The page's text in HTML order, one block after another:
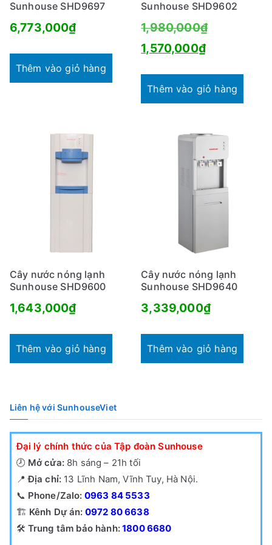
Sunhouse SHD9697
6,773,000₫
Thêm vào giỏ hàng
Sunhouse SHD9602
1,980,000₫Giá
1,570,000₫Giá
tại
Thêm vào giỏ hàng
Cây nước nóng lạnh
Sunhouse SHD9600
1,643,000₫
Thêm vào giỏ hàng
Cây nước nóng lạnh
Sunhouse SHD9640
3,339,000₫
Thêm vào giỏ hàng
Liên hệ với SunhouseViet
Đại lý chính thức của Tập đoàn Sunhouse
🕗 Mở cửa:8h sáng – 21h tối
📍Địa chỉ: 13 Lĩnh Nam, Vĩnh Tuy, Hà Nội.
📞 Phone/Zalo: 0963 84 5533
🏗️ Kênh Dự án: 0972 80 6638
🛠️ Trung tâm bảo hành:1800 6680